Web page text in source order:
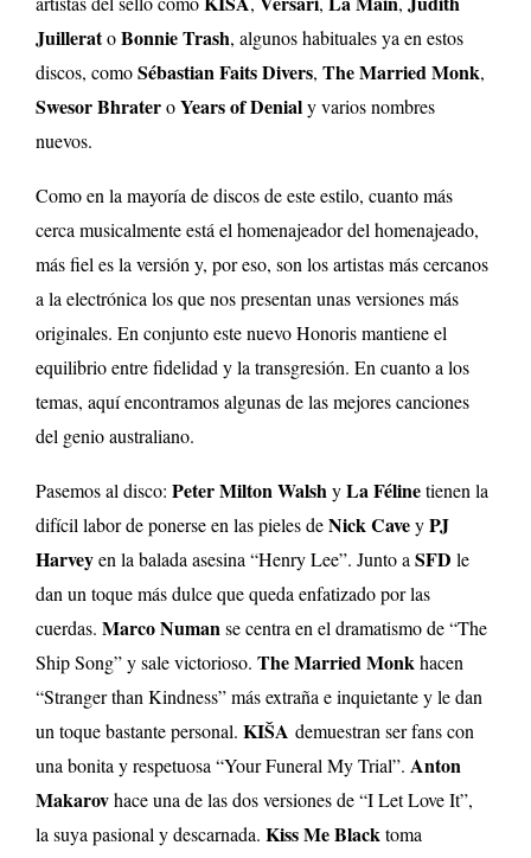
JuilleratoBonnie Trash, algunos habituales ya en estos
discos, comoSébastian Faits Divers, The Married Monk,
Swesor BhrateroYears of Denialy varios nombres
nuevos.
Como en la mayoría de discos de este estilo, cuanto más
cerca musicalmente está el homenajeador del homenajeado,
más fiel es la versión y, por eso, son los artistas más cercanos
a la electrónica los que nos presentan unas versiones más
originales. En conjunto este nuevo Honoris mantiene el
equilibrio entre fidelidad y la transgresión. En cuanto a los
temas, aquí encontramos algunas de las mejores canciones
del genio australiano.
Pasemos al disco: Peter Milton WalshyLa Félinetienen la
difícil labor de ponerse en las pieles deNick CaveyPJ
Harveyen la balada asesina “Henry Lee”. Junto aSFD le
dan un toque más dulce que queda enfatizado por las
cuerdas. Marco Numanse centra en el dramatismo de “The
Ship Song” y sale victorioso. The Married Monkhacen
“Stranger than Kindness” más extraña e inquietante y le dan
un toque bastante personal. KIŠA demuestran ser fans con
una bonita y respetuosa “Your Funeral My Trial”. Anton
Makarovhace una de las dos versiones de “I Let Love It”,
la suya pasional y descarnada. Kiss Me Blacktoma